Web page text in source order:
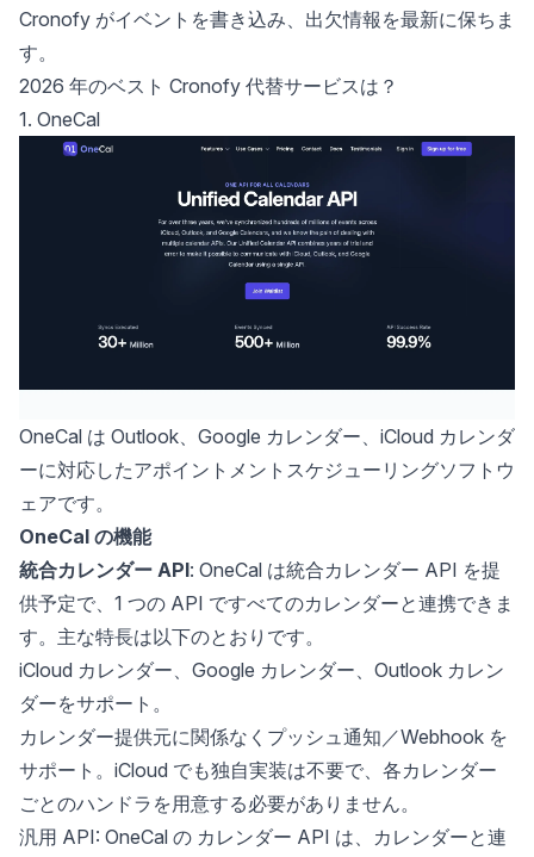
Cronofy がイベントを書き込み、出欠情報を最新に保ちま
す。
2026 年のベスト Cronofy 代替サービスは？
1. OneCal
OneCal は Outlook、Google カレンダー、iCloud カレンダ
ーに対応したアポイントメントスケジューリングソフトウ
ェアです。
OneCal の機能
統合カレンダー API: OneCal は統合カレンダー API を提
供予定で、1 つの API ですべてのカレンダーと連携できま
す。主な特長は以下のとおりです。
iCloud カレンダー、Google カレンダー、Outlook カレン
ダーをサポート。
カレンダー提供元に関係なくプッシュ通知／Webhook を
サポート。iCloud でも独自実装は不要で、各カレンダー
ごとのハンドラを用意する必要がありません。
汎用 API: OneCal の カレンダー API は、カレンダーと連